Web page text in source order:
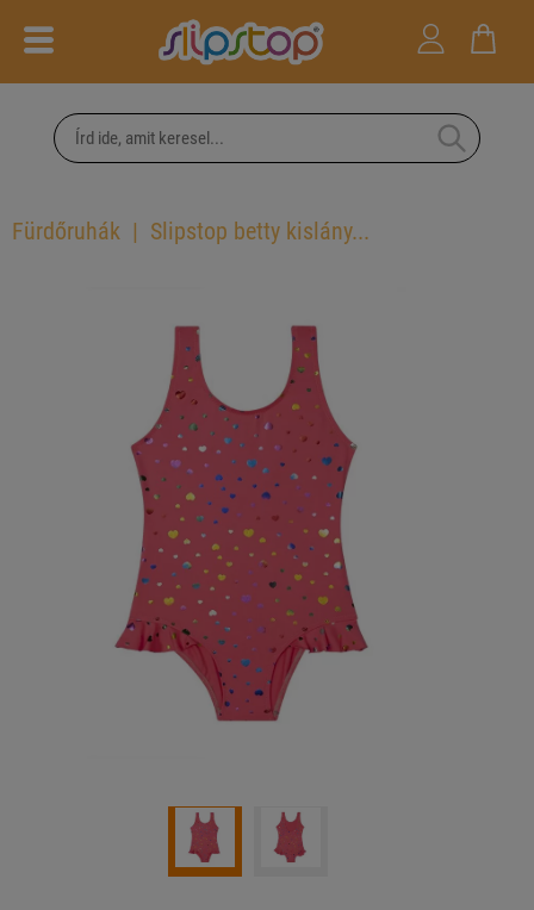
Fürdőruhák Slipstop betty kislány...